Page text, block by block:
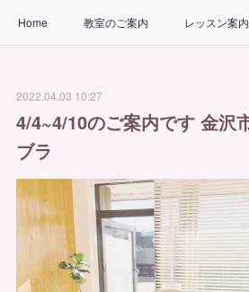
Home 教室のご案内 レッスン案
出張ヨガ教室 パー
2022.04.03 10:27
4/4~4/10のご案内です 金沢
ブラ